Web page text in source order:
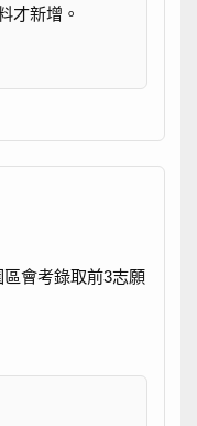
才新增。
會考錄取前3志願